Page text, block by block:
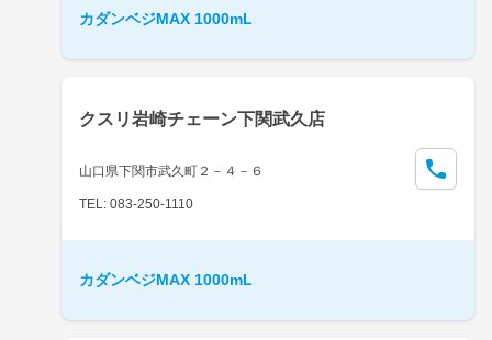
カダンベジMAX 1000mL
クスリ岩崎チェーン下関武久店
山口県下関市武久町２－４－６
TEL: 083-250-1110
カダンベジMAX 1000mL